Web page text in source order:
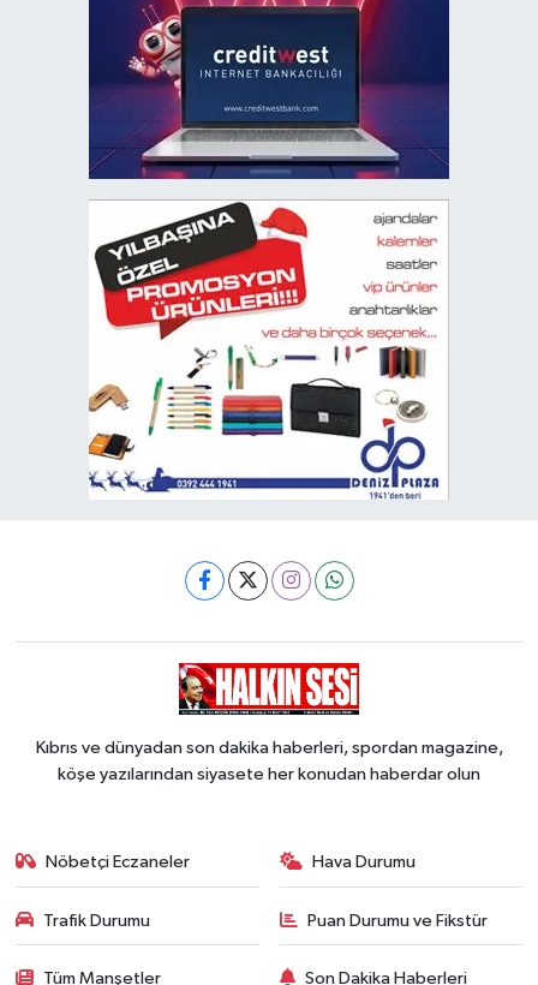
Kıbrıs ve dünyadan son dakika haberleri, spordan magazine,
köşe yazılarından siyasete her konudan haberdar olun
Nöbetçi Eczaneler Hava Durumu
Trafik Durumu Puan Durumu ve Fikstür
Tüm Manşetler Son Dakika Haberleri